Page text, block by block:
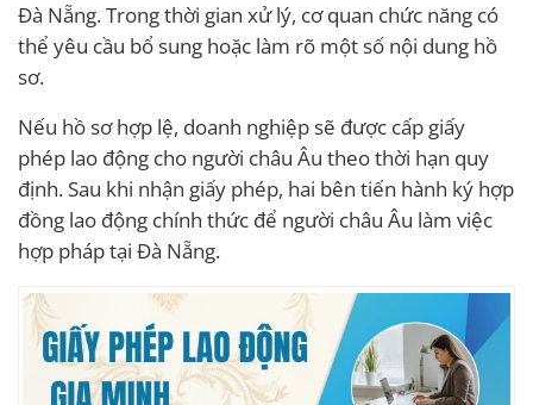
Đà Nẵng. Trong thời gian xử lý, cơ quan chức năng có
thể yêu cầu bổ sung hoặc làm rõ một số nội dung hồ
sơ.
Nếu hồ sơ hợp lệ, doanh nghiệp sẽ được cấp giấy
phép lao động cho người châu Âu theo thời hạn quy
định. Sau khi nhận giấy phép, hai bên tiến hành ký hợp
đồng lao động chính thức để người châu Âu làm việc
hợp pháp tại Đà Nẵng.